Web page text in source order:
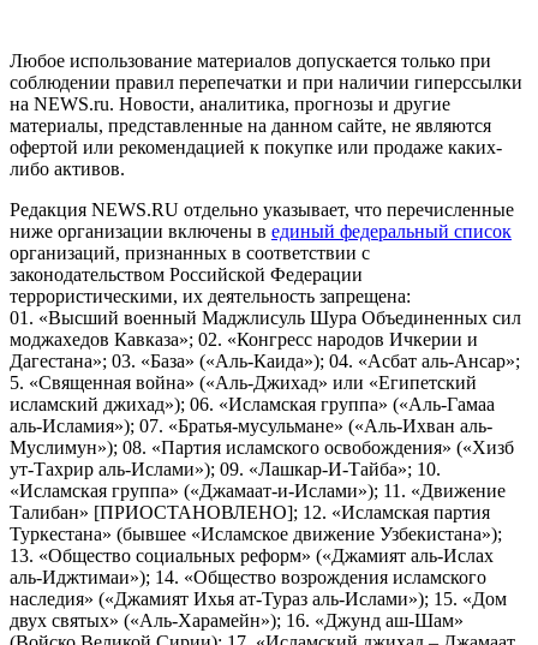
Любое использование материалов допускается только при
соблюдении правил перепечатки и при наличии гиперссылки
на NEWS.ru. Новости, аналитика, прогнозы и другие
материалы, представленные на данном сайте, не являются
офертой или рекомендацией к покупке или продаже каких-
либо активов.
Редакция NEWS.RU отдельно указывает, что перечисленные
ниже организации включены в единый федеральный список
организаций, признанных в соответствии с
законодательством Российской Федерации
террористическими, их деятельность запрещена:
01. «Высший военный Маджлисуль Шура Объединенных сил
моджахедов Кавказа»; 02. «Конгресс народов Ичкерии и
Дагестана»; 03. «База» («Аль-Каида»); 04. «Асбат аль-Ансар»;
5. «Священная война» («Аль-Джихад» или «Египетский
исламский джихад»); 06. «Исламская группа» («Аль-Гамаа
аль-Исламия»); 07. «Братья-мусульмане» («Аль-Ихван аль-
Муслимун»); 08. «Партия исламского освобождения» («Хизб
ут-Тахрир аль-Ислами»); 09. «Лашкар-И-Тайба»; 10.
«Исламская группа» («Джамаат-и-Ислами»); 11. «Движение
Талибан» [ПРИОСТАНОВЛЕНО]; 12. «Исламская партия
Туркестана» (бывшее «Исламское движение Узбекистана»);
13. «Общество социальных реформ» («Джамият аль-Ислах
аль-Иджтимаи»); 14. «Общество возрождения исламского
наследия» («Джамият Ихья ат-Тураз аль-Ислами»); 15. «Дом
двух святых» («Аль-Харамейн»); 16. «Джунд аш-Шам»